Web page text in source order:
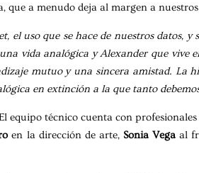
a menudo deja al margen a nuestros
uso que se hace de nuestros datos, y
vida analógica y Alexander que vive
mutuo y una sincera amistad. La
en extinción a la que tanto
equipo técnico cuenta con
en la dirección de arte, Sonia Vegaal